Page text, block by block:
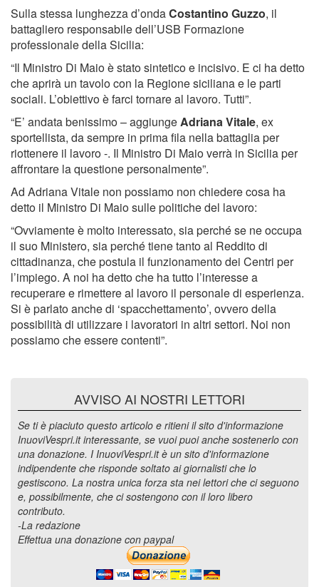
Sulla stessa lunghezza d’ondaCostantino Guzzo, il
battagliero responsabile dell’USB Formazione
professionale della Sicilia:
“Il Ministro Di Maio è stato sintetico e incisivo. E ci ha detto
che aprirà un tavolo con la Regione siciliana e le parti
sociali. L’obiettivo è farci tornare al lavoro. Tutti”.
“E’ andata benissimo – aggiungeAdriana Vitale, ex
sportellista, da sempre in prima fila nella battaglia per
riottenere il lavoro -. Il Ministro Di Maio verrà in Sicilia per
affrontare la questione personalmente”.
Ad Adriana Vitale non possiamo non chiedere cosa ha
detto il Ministro Di Maio sulle politiche del lavoro:
“Ovviamente è molto interessato, sia perché se ne occupa
il suo Ministero, sia perché tiene tanto al Reddito di
cittadinanza, che postula il funzionamento dei Centri per
l’impiego. A noi ha detto che ha tutto l’interesse a
recuperare e rimettere al lavoro il personale di esperienza.
Si è parlato anche di ‘spacchettamento’, ovvero della
possibilità di utilizzare i lavoratori in altri settori. Noi non
possiamo che essere contenti”.
AVVISO AI NOSTRI LETTORI
Se ti è piaciuto questo articolo e ritieni il sito d'informazione
InuoviVespri.it interessante, se vuoi puoi anche sostenerlo con
una donazione. I InuoviVespri.it è un sito d'informazione
indipendente che risponde soltato ai giornalisti che lo
gestiscono. La nostra unica forza sta nei lettori che ci seguono
e, possibilmente, che ci sostengono con il loro libero
contributo.
-La redazione
Effettua una donazione con paypal